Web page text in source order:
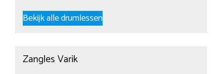
Bekijk alle drumlessen
Zangles Varik